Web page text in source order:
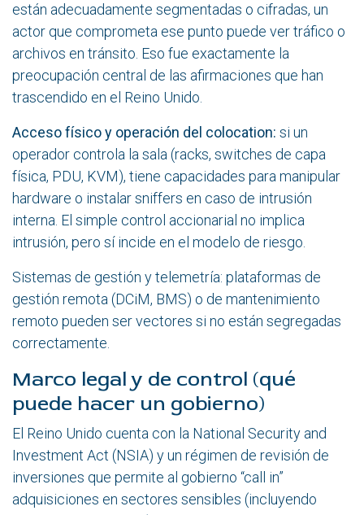
están adecuadamente segmentadas o cifradas, un
actor que comprometa ese punto puede ver tráfico o
archivos en tránsito. Eso fue exactamente la
preocupación central de las afirmaciones que han
trascendido en el Reino Unido.
Acceso físico y operación del colocation: si un
operador controla la sala (racks, switches de capa
física, PDU, KVM), tiene capacidades para manipular
hardware o instalar sniffers en caso de intrusión
interna. El simple control accionarial no implica
intrusión, pero sí incide en el modelo de riesgo.
Sistemas de gestión y telemetría: plataformas de
gestión remota (DCiM, BMS) o de mantenimiento
remoto pueden ser vectores si no están segregadas
correctamente.
Marco legal y de control (qué
puede hacer un gobierno)
El Reino Unido cuenta con la National Security and
Investment Act (NSIA) y un régimen de revisión de
inversiones que permite al gobierno “call in”
adquisiciones en sectores sensibles (incluyendo